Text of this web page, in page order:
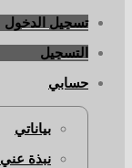
تسجيل الدخول
التسجيل
حسابي
بياناتي
نبذة عني